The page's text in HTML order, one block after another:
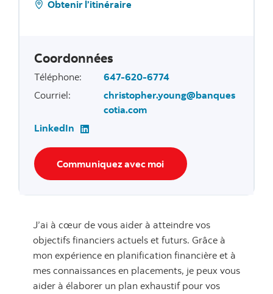
Obtenir l’itinéraire
Coordonnées
Téléphone:
647-620-6774
Courriel:
christopher.young@banques
cotia.com
LinkedIn
Communiquez avec moi
J’ai à cœur de vous aider à atteindre vos
objectifs financiers actuels et futurs. Grâce à
mon expérience en planification financière et à
mes connaissances en placements, je peux vous
aider à élaborer un plan exhaustif pour vos